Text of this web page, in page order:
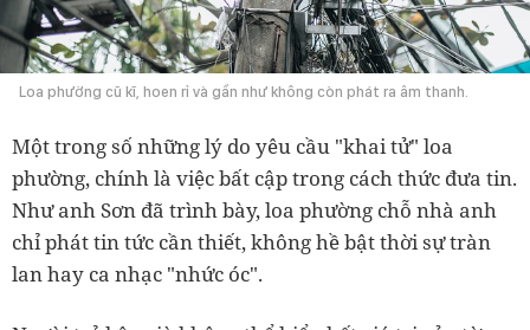
Loa phường cũ kĩ, hoen rỉ và gần như không còn phát ra âm thanh.
Một trong số những lý do yêu cầu "khai tử" loa
phường, chính là việc bất cập trong cách thức đưa tin.
Như anh Sơn đã trình bày, loa phường chỗ nhà anh
chỉ phát tin tức cần thiết, không hề bật thời sự tràn
lan hay ca nhạc "nhức óc".